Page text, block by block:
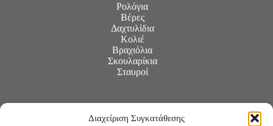
Διαχείριση Συγκατάθεσης
Ρολόγια
Βέρες
Δαχτυλίδια
Κολιέ
Βραχιόλια
Σκουλαρίκια
Σταυροί